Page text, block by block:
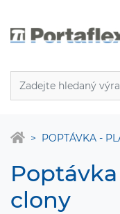
POPTÁVKA -
clony